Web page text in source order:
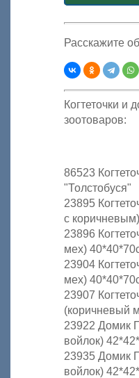
Расскажите
Когтеточки и
зоотоваров:
86523
"Толстобуся"
23895
с
23896
мех)
23904
мех)
23907
(коричневый
23922 Домик
войлок)
23935 Домик
войлок)